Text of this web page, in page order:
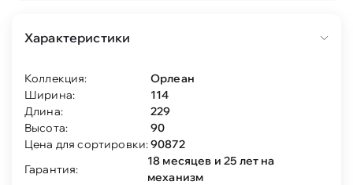
Характеристики
Коллекция:
Орлеан
Ширина:
114
Длина:
229
Высота:
90
Цена для сортировки:90872
Гарантия:
18 месяцев и 25 лет на
механизм